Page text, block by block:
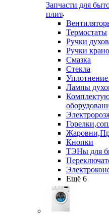
Запчасти для
плит
Термостаты
Ручки
Ручки
Смазка
Стекла
Уплотнение
Лампы
Кнопки
ТЭНы для
Ещё 6